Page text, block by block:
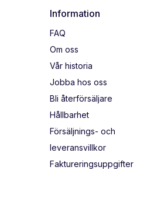
Information
FAQ
Om oss
Vår historia
Jobba hos oss
Bli återförsäljare
Hållbarhet
Försäljnings- och
leveransvillkor
Faktureringsuppgifter